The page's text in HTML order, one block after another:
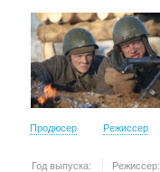
Продюсер Режиссер
Год выпуска:
Режиссер: